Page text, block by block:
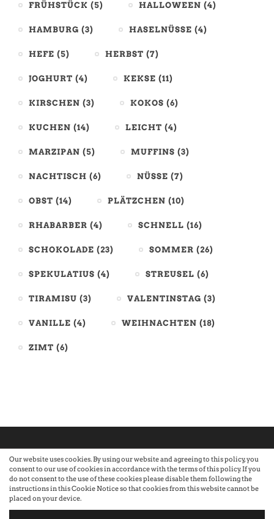
Our website uses cookies. By using our website and agreeing to this policy, you
consent to our use of cookies in accordance with the terms of this policy. If you
do not consent to the use of these cookies please disable them following the
instructions in this Cookie Notice so that cookies from this website cannot be
placed on your device.
FRÜHSTÜCK (5) HALLOWEEN (4)
HAMBURG (3) HASELNÜSSE (4)
HEFE (5) HERBST (7)
JOGHURT (4) KEKSE (11)
KIRSCHEN (3) KOKOS (6)
KUCHEN (14) LEICHT (4)
MARZIPAN (5) MUFFINS (3)
NACHTISCH (6) NÜSSE (7)
OBST (14) PLÄTZCHEN (10)
RHABARBER (4) SCHNELL (16)
SCHOKOLADE (23) SOMMER (26)
SPEKULATIUS (4) STREUSEL (6)
TIRAMISU (3) VALENTINSTAG (3)
VANILLE (4) WEIHNACHTEN (18)
ZIMT (6)
©2026 Atelier · Built with love by Sandra Nauheimer. Premium